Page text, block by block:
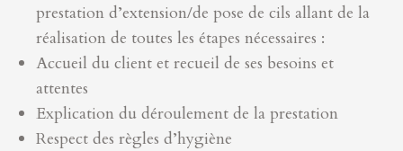
prestation d’extension/de pose de cils allant de la
réalisation de toutes les étapes nécessaires :
Accueil du client et recueil de ses besoins et
attentes
Explication du déroulement de la prestation
Respect des règles d’hygiène